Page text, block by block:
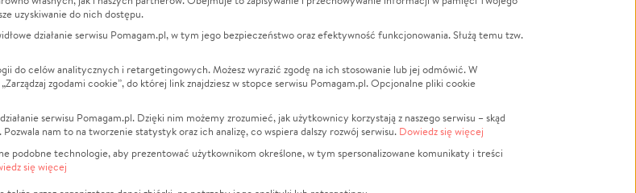
O nas
Opinie
Raporty
Za darmo
Dla NGO
Fundacja Pomagam.pl
Zbieraj na
Leczenie
Zwierzęta
Pożar
Sport
Pomoc Finansowa
Pogrzeb
LGBTQ+
Powódź
Wichura
Religia
Edukacja
uzyskiwanie do nich dostępu.
działanie serwisu Pomagam.pl, w tym jego bezpieczeństwo oraz efektywność funkcjonowania. Służą temu tzw.
do celów analitycznych i retargetingowych. Możesz wyrazić zgodę na ich stosowanie lub jej odmówić. W
zgodami cookie”, do której link znajdziesz w stopce serwisu Pomagam.pl. Opcjonalne pliki cookie
serwisu Pomagam.pl. Dzięki nim możemy zrozumieć, jak użytkownicy korzystają z naszego serwisu – skąd
nam to na tworzenie statystyk oraz ich analizę, co wspiera dalszy rozwój serwisu. Dowiedz się więcej
podobne technologie, aby prezentować użytkownikom określone, w tym spersonalizowane komunikaty i treści
się więcej